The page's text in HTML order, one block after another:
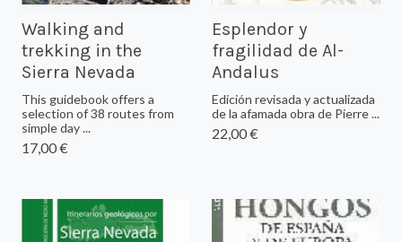
Walking and
trekking in the
Sierra Nevada
This guidebook offers a
selection of 38 routes from
simple day ...
17,00 €
Esplendor y
fragilidad de Al-
Andalus
Edición revisada y actualizada
de la afamada obra de Pierre ...
22,00 €